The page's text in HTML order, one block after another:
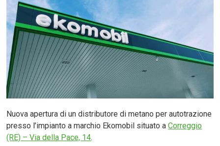
Nuova apertura di un distributore di metano per autotrazione
presso l’impianto a marchio Ekomobil situato aCorreggio
(RE) – Via della Pace, 14.